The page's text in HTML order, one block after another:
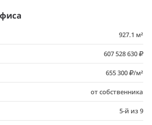
927.1 м²
607 528 630
655 300 /м²
от собственника
5-й из 9